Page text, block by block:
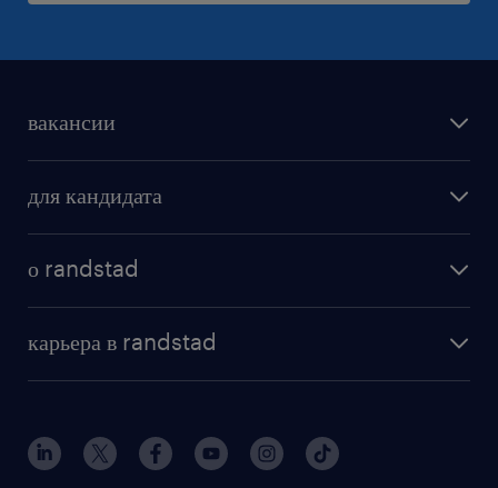
вакансии
бонусы для работников
для кандидата
о randstad
институт исследований randstad
для медиа
для поставщиков
карьера в randstad
наш мир
работа в randstad